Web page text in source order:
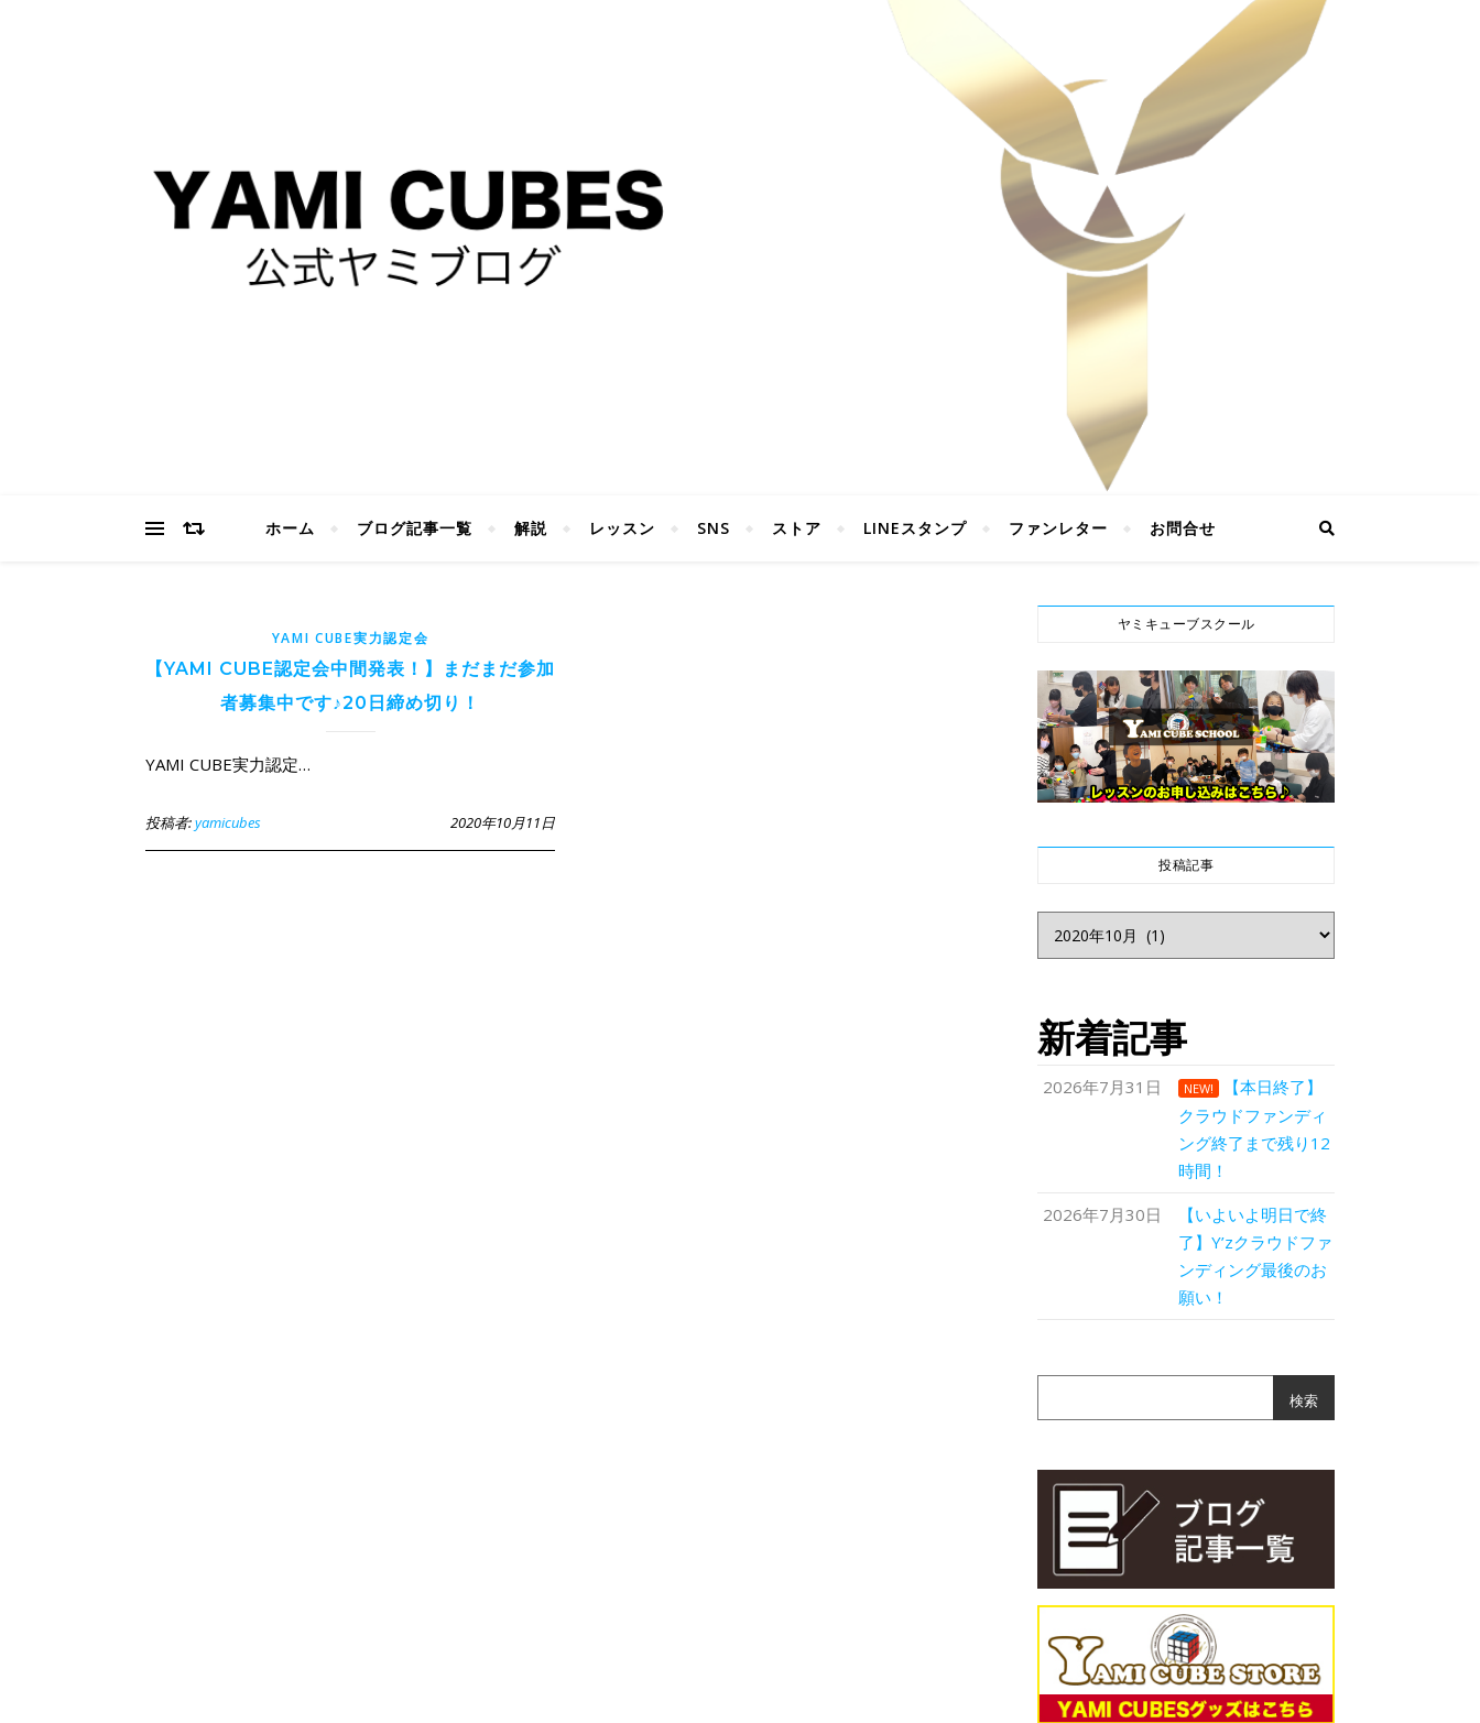
ホーム ブログ記事一覧 解説 レッスン SNS ストア LINEスタンプ ファンレター お問合せ
YAMI CUBE実力認定会
【YAMI CUBE認定会中間発表！】まだまだ参加
者募集中です♪20日締め切り！
YAMI CUBE実力認定…
投稿者:yamicubes 2020年10月11日
ヤミキューブスクール
投稿記事
投稿記事
新着記事
2026年7月31日 NEW!
【本日終了】
クラウドファンディ
ング終了まで残り12
時間！
2026年7月30日
【いよいよ明日で終
了】Y’zクラウドファ
ンディング最後のお
願い！
検索